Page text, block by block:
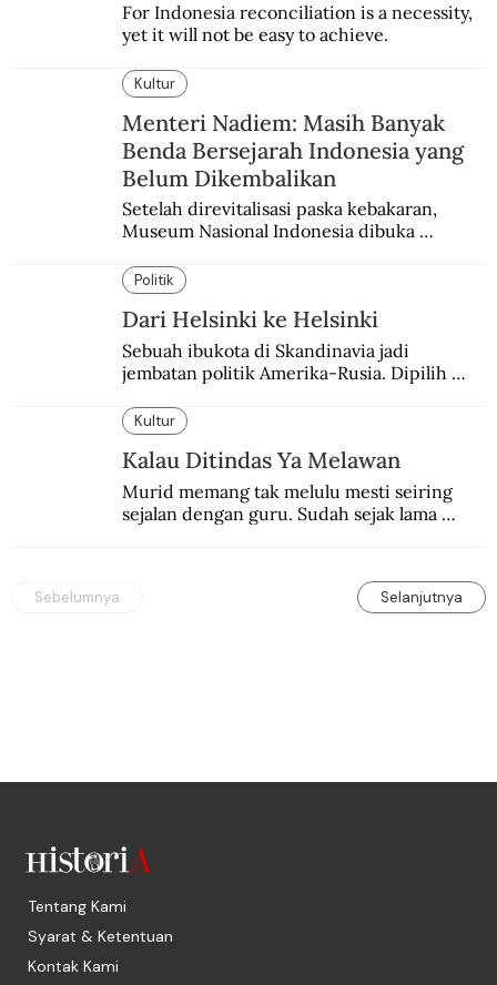
For Indonesia reconciliation is a necessity,
yet it will not be easy to achieve.
Kultur
Menteri Nadiem: Masih Banyak
Benda Bersejarah Indonesia yang
Belum Dikembalikan
Setelah direvitalisasi paska kebakaran,
Museum Nasional Indonesia dibuka
Pameran Repatriasi 2024.
Politik
Dari Helsinki ke Helsinki
Sebuah ibukota di Skandinavia jadi
jembatan politik Amerika-Rusia. Dipilih
Kultur
Kalau Ditindas Ya Melawan
Murid memang tak melulu mesti seiring
sejalan dengan guru. Sudah sejak lama
Sebelumnya Selanjutnya
Tentang Kami
Syarat & Ketentuan
Kontak Kami